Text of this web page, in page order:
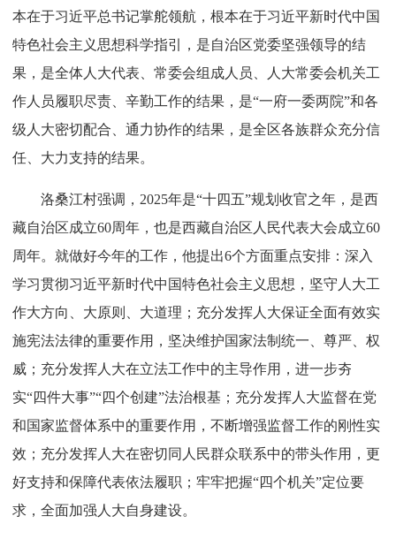
本在于习近平总书记掌舵领航，根本在于习近平新时代中国
特色社会主义思想科学指引，是自治区党委坚强领导的结
果，是全体人大代表、常委会组成人员、人大常委会机关工
作人员履职尽责、辛勤工作的结果，是“一府一委两院”和各
级人大密切配合、通力协作的结果，是全区各族群众充分信
任、大力支持的结果。
洛桑江村强调，2025年是“十四五”规划收官之年，是西
藏自治区成立60周年，也是西藏自治区人民代表大会成立60
周年。就做好今年的工作，他提出6个方面重点安排：深入
学习贯彻习近平新时代中国特色社会主义思想，坚守人大工
作大方向、大原则、大道理；充分发挥人大保证全面有效实
施宪法法律的重要作用，坚决维护国家法制统一、尊严、权
威；充分发挥人大在立法工作中的主导作用，进一步夯
实“四件大事”“四个创建”法治根基；充分发挥人大监督在党
和国家监督体系中的重要作用，不断增强监督工作的刚性实
效；充分发挥人大在密切同人民群众联系中的带头作用，更
好支持和保障代表依法履职；牢牢把握“四个机关”定位要
求，全面加强人大自身建设。